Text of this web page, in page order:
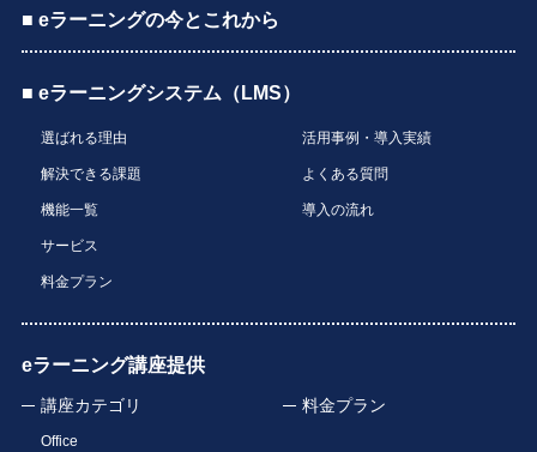
■ eラーニングの今とこれから
■ eラーニングシステム（LMS）
選ばれる理由
解決できる課題
機能一覧
サービス
料金プラン
活用事例・導入実績
よくある質問
導入の流れ
eラーニング講座提供
講座カテゴリ
Office
料金プラン